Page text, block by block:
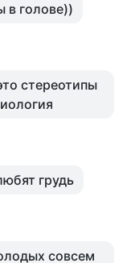
в голове))
стереотипы
грудь
совсем